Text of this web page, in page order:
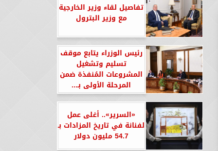
تفاصيل لقاء وزير الخارجية
مع وزير البترول
رئيس الوزراء يتابع موقف
تسليم وتشغيل
المشروعات المُنفذة ضمن
المرحلة الأولى بـ...
«السرير».. أغلى عمل
لفنانة في تاريخ المزادات بـ
54.7 مليون دولار